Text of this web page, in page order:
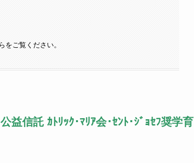
をご覧ください。
信託 ｶﾄﾘｯｸ･ﾏﾘｱ会･ｾﾝﾄ･ｼﾞｮｾﾌ奨学育